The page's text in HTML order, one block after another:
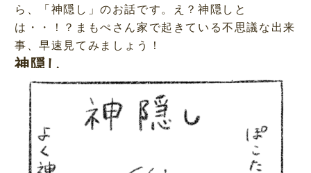
ら、「神隠し」のお話です。え？神隠しと
は・・！？まもぺさん家で起きている不思議な出来
事、早速見てみましょう！
神隠し